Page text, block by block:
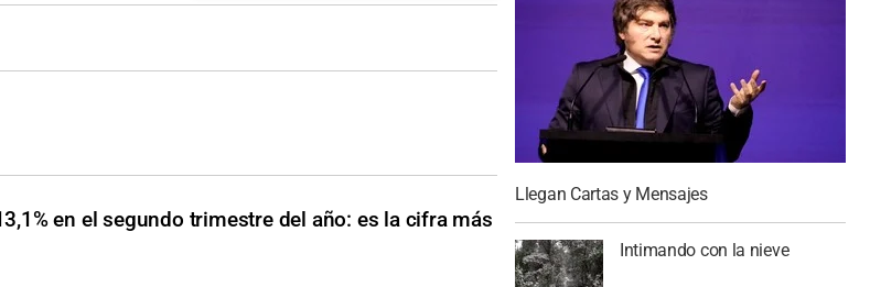
en el segundo trimestre del año: es la cifra más
Llegan Cartas y Mensajes
Intimando con la nieve